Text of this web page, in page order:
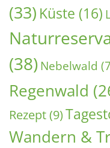
(33) Küste (16)
(38) Nebelwald
Regenwald
Rezept(9)
Wandern &